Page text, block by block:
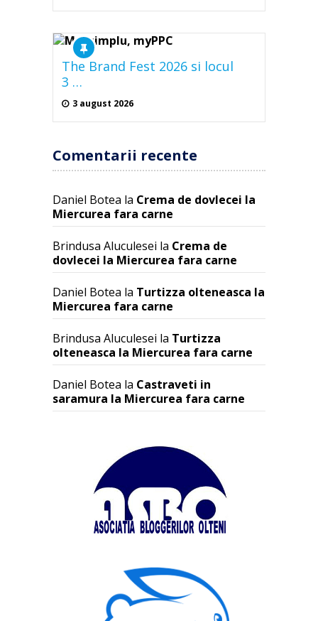
The Brand Fest 2026 si locul
3 …
3 august 2026
Comentarii recente
Daniel Botea la Crema de dovlecei la
Miercurea fara carne
Brindusa Aluculesei la Crema de
dovlecei la Miercurea fara carne
Daniel Botea la Turtizza olteneasca la
Miercurea fara carne
Brindusa Aluculesei la Turtizza
olteneasca la Miercurea fara carne
Daniel Botea la Castraveti in
saramura la Miercurea fara carne